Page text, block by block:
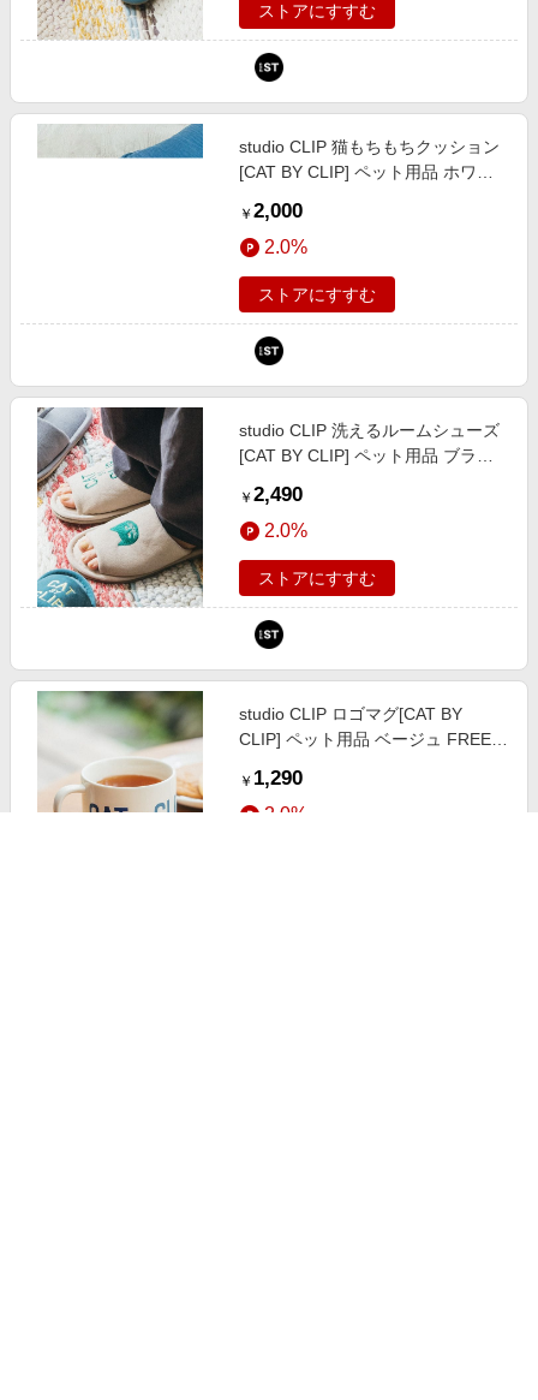
ストアにすすむ
studio CLIP 猫もちもちクッション
[CAT BY CLIP] ペット用品 ホワイ
and ST アンドエスティ（旧ドット
エスティ）
￥ 2,000
2.0%
ストアにすすむ
studio CLIP 洗えるルームシューズ
[CAT BY CLIP] ペット用品 ブラウ
and ST アンドエスティ（旧ドット
エスティ）
￥ 2,490
2.0%
ストアにすすむ
studio CLIP ロゴマグ[CAT BY
CLIP] ペット用品 ベージュ FREE
アンドエスティ（旧ドットエステ
ィ）
￥ 1,290
2.0%